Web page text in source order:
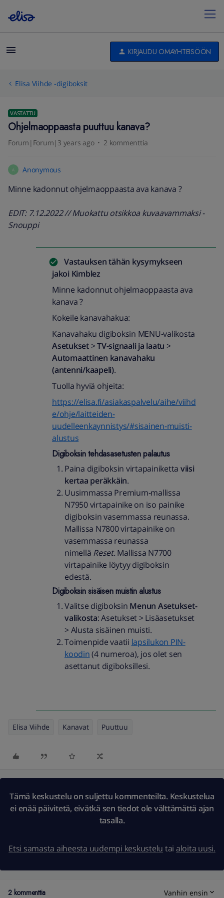
KIRJAUDU OMAYHTEISÖÖN
Elisa Viihde -digiboksit
VASTATTU
Ohjelmaoppaasta puuttuu kanava?
Forum|Forum|3 years ago 2 kommenttia
A Anonymous
Minne kadonnut ohjelmaoppaasta ava kanava ?
EDIT: 7.12.2022 // Muokattu otsikkoa kuvaavammaksi -
Snouppi
Vastauksen tähän kysymykseen
jakoi Kimblez
Minne kadonnut ohjelmaoppaasta ava
kanava ?
Kokeile kanavahakua:
Kanavahaku digiboksin MENU-valikosta
Asetukset >TV-signaali ja laatu >
Automaattinen kanavahaku
(antenni/kaapeli).
Tuolla hyviä ohjeita:
https://elisa.fi/asiakaspalvelu/aihe/viihd
e/ohje/laitteiden-
uudelleenkaynnistys/#sisainen-muisti-
alustus
Digiboksin tehdasasetusten palautus
Paina digiboksin virtapainiketta viisi
kertaa peräkkäin.
Uusimmassa Premium-mallissa
N7950 virtapainike on iso painike
digiboksin vasemmassa reunassa.
Mallissa N7800 virtapainike on
vasemmassa reunassa
nimellä Reset.Mallissa N7700
virtapainike löytyy digiboksin
edestä.
Digiboksin sisäisen muistin alustus
Valitse digiboksin Menun Asetukset-
valikosta: Asetukset > Lisäasetukset
> Alusta sisäinen muisti.
Toimenpide vaatii lapsilukon PIN-
koodin(4 numeroa), jos olet sen
asettanut digiboksillesi.
Elisa Viihde Kanavat Puuttuu
Tämä keskustelu on suljettu kommenteilta. Keskustelua
ei enää päivitetä, eivätkä sen tiedot ole välttämättä ajan
tasalla.
Etsi samasta aiheesta uudempi keskustelu tai aloita uusi.
2 kommenttia Vanhin ensin